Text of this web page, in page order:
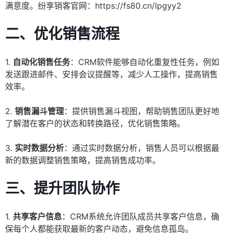
满意度。纷享销客官网：https://fs80.cn/lpgyy2
二、优化销售流程
1. 自动化销售任务：CRM软件能够自动化重复性任务，例如
发送跟进邮件、安排会议提醒等，减少人工操作，提高销售
效率。
2. 销售漏斗管理：提供销售漏斗视图，帮助销售团队更好地
了解潜在客户的状态和转换路径，优化销售策略。
3. 实时数据分析：通过实时数据分析，销售人员可以根据最
新的数据调整销售策略，提高销售成功率。
三、提升团队协作
1. 共享客户信息：CRM系统允许团队成员共享客户信息，确
保每个人都能获取最新的客户动态，避免信息孤岛。